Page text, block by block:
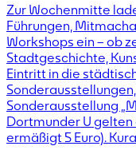
Zur Wochenmitte
Führungen,
Workshops ein – ob
Stadtgeschichte,
Eintritt in die
Sonderausstellung
Dortmunder U gelten
ermäßigt 5 Euro).